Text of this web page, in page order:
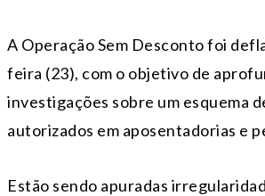
A Operação Sem Desconto foi
feira (23), com o objetivo de
investigações sobre um esquema
autorizados em aposentadorias e
Estão sendo apuradas